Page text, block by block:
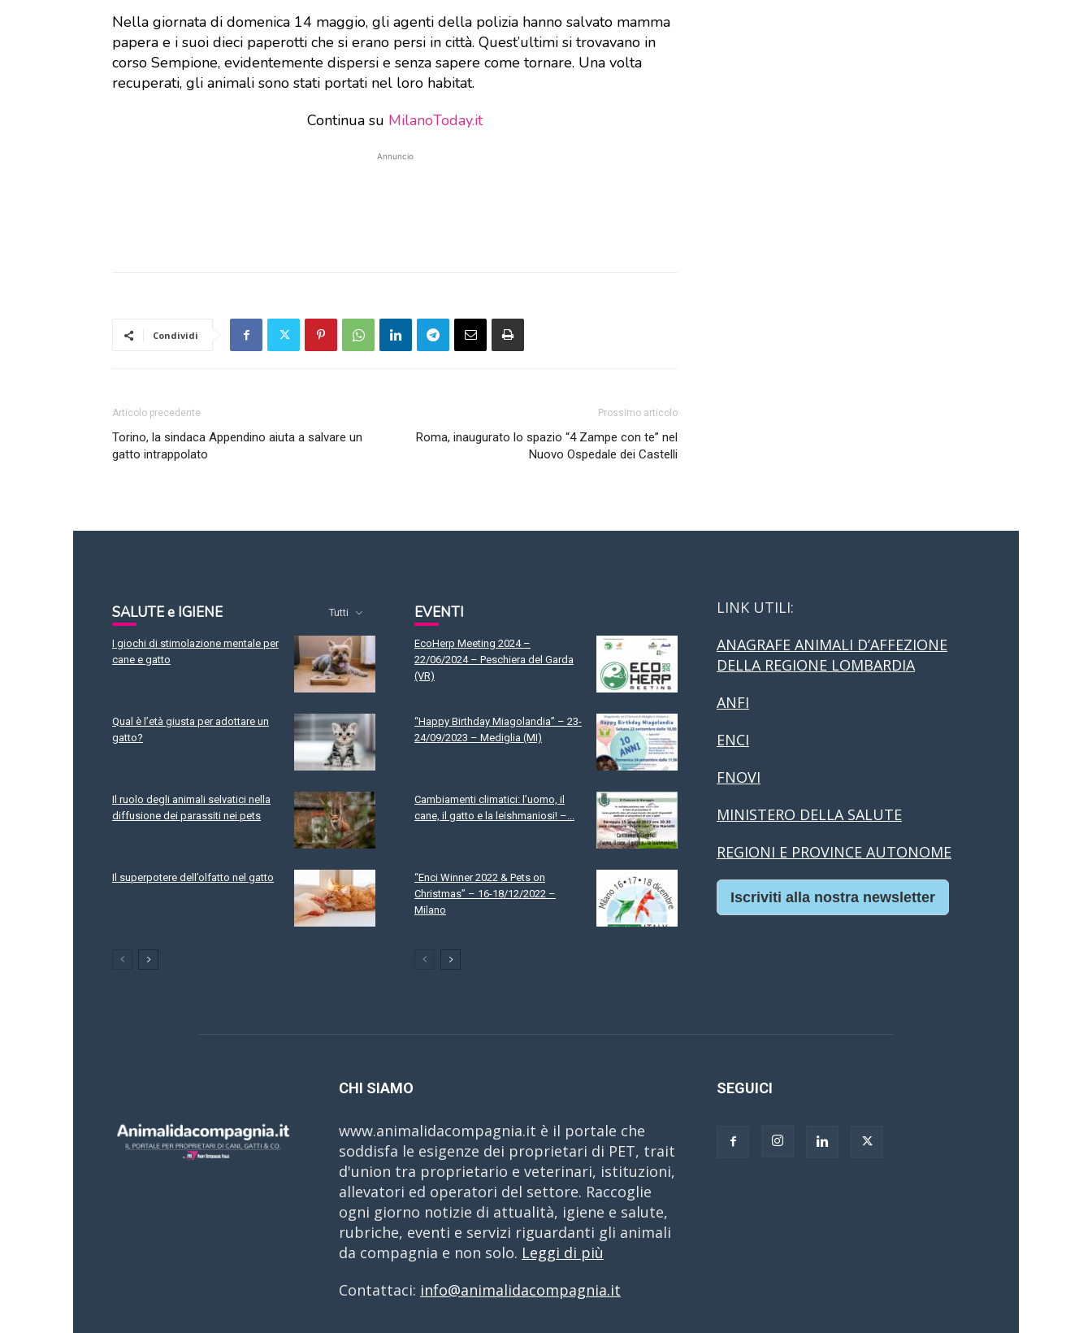
Nella giornata di domenica 14 maggio, gli agenti della polizia hanno salvato mamma
papera e i suoi dieci paperotti che si erano persi in città. Quest’ultimi si trovavano in
corso Sempione, evidentemente dispersi e senza sapere come tornare. Una volta
recuperati, gli animali sono stati portati nel loro habitat.
Continua su MilanoToday.it
Annuncio
Condividi
Articolo precedente
Torino, la sindaca Appendino aiuta a salvare un
gatto intrappolato
Prossimo articolo
Roma, inaugurato lo spazio “4 Zampe con te” nel
Nuovo Ospedale dei Castelli
SALUTE e IGIENE Tutti
I giochi di stimolazione mentale per
cane e gatto
Qual è l’età giusta per adottare un
gatto?
Il ruolo degli animali selvatici nella
diffusione dei parassiti nei pets
Il superpotere dell’olfatto nel gatto
EVENTI
EcoHerp Meeting 2024 –
22/06/2024 – Peschiera del Garda
(VR)
“Happy Birthday Miagolandia” – 23-
24/09/2023 – Mediglia (MI)
Cambiamenti climatici: l’uomo, il
cane, il gatto e la leishmaniosi! –...
“Enci Winner 2022 & Pets on
Christmas” – 16-18/12/2022 –
Milano
LINK UTILI:
ANAGRAFE ANIMALI D’AFFEZIONE
DELLA REGIONE LOMBARDIA
ANFI
ENCI
FNOVI
MINISTERO DELLA SALUTE
REGIONI E PROVINCE AUTONOME
Iscriviti alla nostra newsletter
CHI SIAMO
www.animalidacompagnia.it è il portale che
soddisfa le esigenze dei proprietari di PET, trait
d'union tra proprietario e veterinari, istituzioni,
allevatori ed operatori del settore. Raccoglie
ogni giorno notizie di attualità, igiene e salute,
rubriche, eventi e servizi riguardanti gli animali
da compagnia e non solo. Leggi di più
Contattaci: info@animalidacompagnia.it
SEGUICI